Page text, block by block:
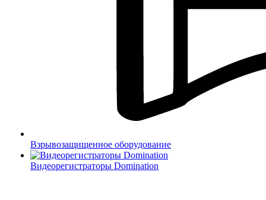
Взрывозащищенное оборудование
Видеорегистраторы Domination